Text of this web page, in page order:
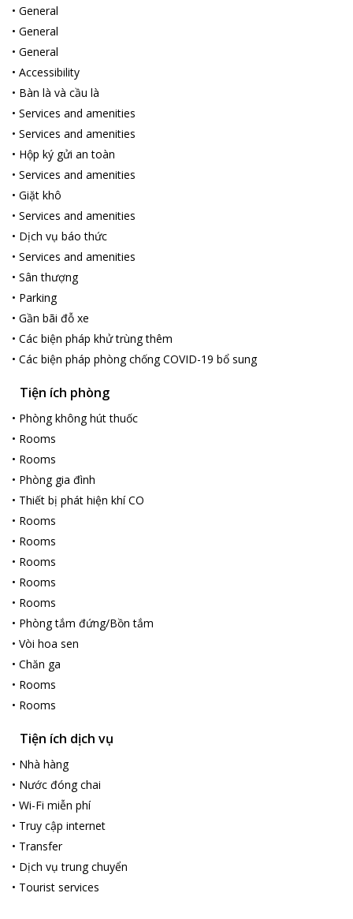
• General
• General
• General
• Accessibility
• Bàn là và cầu là
• Services and amenities
• Services and amenities
• Hộp ký gửi an toàn
• Services and amenities
• Giặt khô
• Services and amenities
• Dịch vụ báo thức
• Services and amenities
• Sân thượng
• Parking
• Gần bãi đỗ xe
• Các biện pháp khử trùng thêm
• Các biện pháp phòng chống COVID-19 bổ sung
Tiện ích phòng
• Phòng không hút thuốc
• Rooms
• Rooms
• Phòng gia đình
• Thiết bị phát hiện khí CO
• Rooms
• Rooms
• Rooms
• Rooms
• Rooms
• Phòng tắm đứng/Bồn tắm
• Vòi hoa sen
• Chăn ga
• Rooms
• Rooms
Tiện ích dịch vụ
• Nhà hàng
• Nước đóng chai
• Wi-Fi miễn phí
• Truy cập internet
• Transfer
• Dịch vụ trung chuyển
• Tourist services